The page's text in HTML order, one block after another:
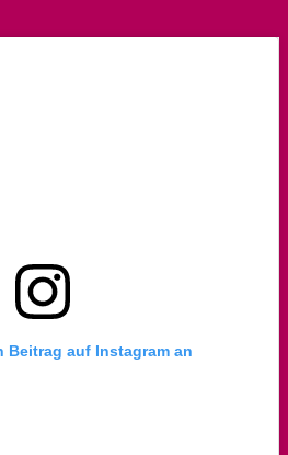
Beitrag auf Instagram an